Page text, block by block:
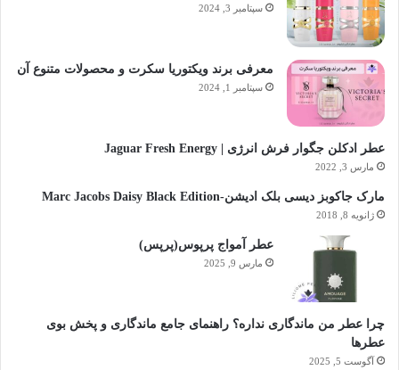
سپتامبر 3, 2024
معرفی برند ویکتوریا سکرت و محصولات متنوع آن
سپتامبر 1, 2024
عطر ادکلن جگوار فرش انرژی | Jaguar Fresh Energy
مارس 3, 2022
مارک جاکوبز دیسی بلک ادیشن-Marc Jacobs Daisy Black Edition
ژانویه 8, 2018
عطر آمواج پرپوس(پرپس)
مارس 9, 2025
چرا عطر من ماندگاری نداره؟ راهنمای جامع ماندگاری و پخش بوی
عطرها
آگوست 5, 2025